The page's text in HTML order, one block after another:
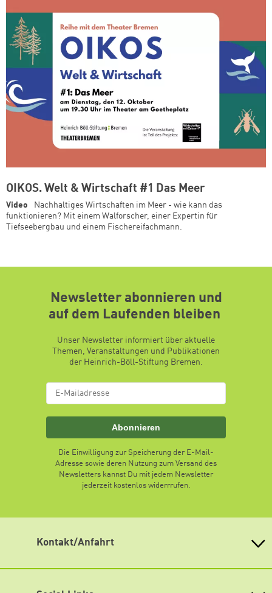
OIKOS. Welt & Wirtschaft #1 Das Meer
Video
Nachhaltiges Wirtschaften im Meer - wie kann das
funktionieren? Mit einem Walforscher, einer Expertin für
Tiefseebergbau und einem Fischereifachmann.
Newsletter abonnieren und
auf dem Laufenden bleiben
Unser Newsletter informiert über aktuelle
Themen, Veranstaltungen und Publikationen
der Heinrich-Böll-Stiftung Bremen.
Abonnieren
Die Einwilligung zur Speicherung der E-Mail-
Adresse sowie deren Nutzung zum Versand des
Newsletters kannst Du mit jedem Newsletter
jederzeit kostenlos widerrrufen.
Kontakt/Anfahrt
E-Mail: kontakt@boell-bremen.de